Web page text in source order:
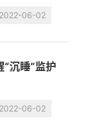
2022-06-02
沉睡”监护
2022-06-02